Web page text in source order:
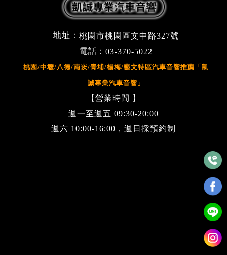
地址： 桃園市桃園區文中路327號
電話： 03-370-5022
桃園/中壢/八德/南崁/青埔/楊梅/藝文特區汽車音響推薦「凱
誠專業汽車音響」
【營業時間 】
週一至週五 09:30-20:00
週六 10:00-16:00，週日採預約制